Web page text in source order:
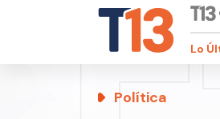
Lo
Política